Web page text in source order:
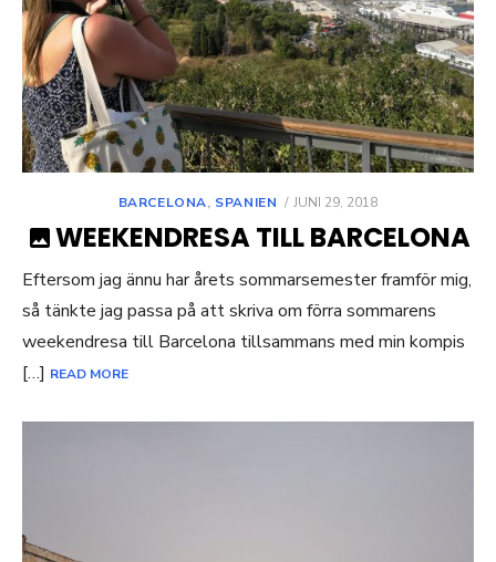
BARCELONA, SPANIEN
POSTED
JUNI 29, 2018
WEEKENDRESA TILL BARCELONA
Eftersom jag ännu har årets sommarsemester framför mig,
så tänkte jag passa på att skriva om förra sommarens
weekendresa till Barcelona tillsammans med min kompis
[…] READ MORE